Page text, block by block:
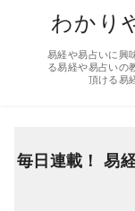
わかり
易経や易占いに興
る易経や易占いの
頂ける易
毎日連載！ 易